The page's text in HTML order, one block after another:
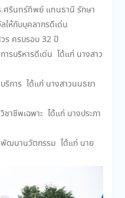
ศรินทร์ทิพย์ แทนธานี รักษา
ให้กับบุคลากรดีเด่น
ร ครบรอบ 32 ปี
รบริหารดีเด่น ได้แก่ นางสาว
ริการ ได้แก่ นางสาวนนธยา
าชีพเฉพาะ ได้แก่ นางประภา
พัฒนานวัตกรรม ได้แก่ นาย